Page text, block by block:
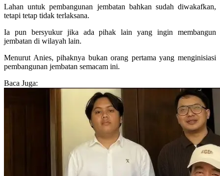
Lahan untuk pembangunan jembatan bahkan sudah diwakafkan,
tetapi tetap tidak terlaksana.
Ia pun bersyukur jika ada pihak lain yang ingin membangun
jembatan di wilayah lain.
Menurut Anies, pihaknya bukan orang pertama yang menginisiasi
pembangunan jembatan semacam ini.
Baca Juga: